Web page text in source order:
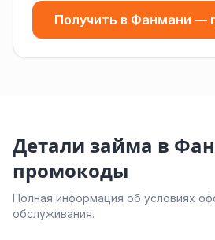
Получить в Фанмани —
Детали займа в
промокоды
Полная информация об условиях
обслуживания.